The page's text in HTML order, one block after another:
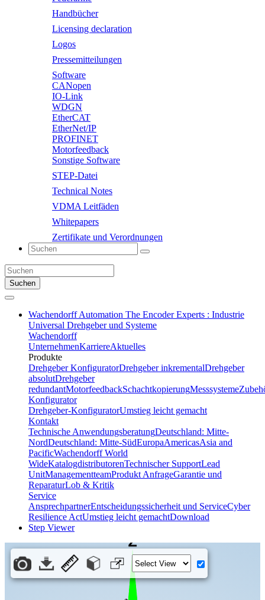
Handbücher
Licensing declaration
Logos
Pressemitteilungen
Software
CANopen
IO-Link
WDGN
EtherCAT
EtherNet/IP
PROFINET
Motorfeedback
Sonstige Software
STEP-Datei
Technical Notes
VDMA Leitfäden
Whitepapers
Zertifikate und Verordnungen
Suchen
Wachendorff Automation The Encoder Experts : Industrie
Universal Drehgeber und Systeme
Wachendorff
UnternehmenKarriereAktuelles
Produkte
Drehgeber KonfiguratorDrehgeber inkrementalDrehgeber
absolutDrehgeber
redundantMotorfeedbackSchachtkopierungMesssysteme
Konfigurator
Drehgeber-KonfiguratorUmstieg leicht gemacht
Kontakt
Technische AnwendungsberatungDeutschland: Mitte-
NordDeutschland: Mitte-SüdEuropaAmericasAsia and
PacificWachendorff World
WideKatalogdistributorenTechnischer SupportLead
UnitManagementteamProdukt AnfrageGarantie und
ReparaturLob & Kritik
Service
AnsprechpartnerEntscheidungssicherheit und ServiceCyber
Resilience ActUmstieg leicht gemachtDownload
Step Viewer